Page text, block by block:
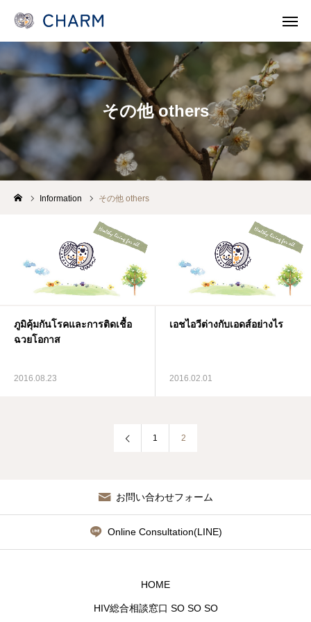
その他 others
Information その他 others
ภูมิคุ้มกันโรคและการติดเชื้อ
ฉวยโอกาส
2016.08.23
เอชไอวีต่างกับเอดส์อย่างไร
2016.02.01
1 2
お問い合わせフォーム
Online Consultation(LINE)
HOME
HIV総合相談窓口 SO SO SO
News SOSOSO (日本語)
Line Consult
Telephone Consult languages
CHARMとは
医療機関・保健所/保健福祉センターのみなさま
資料館 Archive room